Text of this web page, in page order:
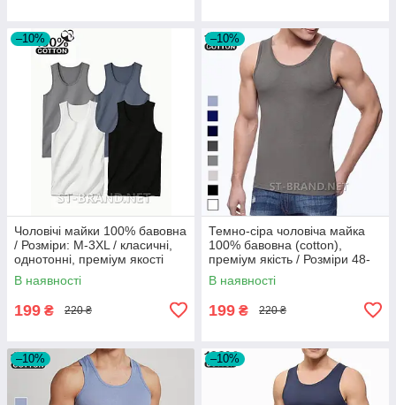
–10%
Чоловічі майки 100% бавовна
/ Розміри: M-3XL / класичні,
однотонні, преміум якості
В наявності
199 ₴ 220 ₴
–10%
Темно-сіра чоловіча майка
100% бавовна (cotton),
преміум якість / Розміри 48-
56
В наявності
199 ₴ 220 ₴
–10% –10%